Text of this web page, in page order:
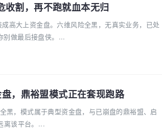
收割，再不跑就血本无归
高大上资金盘。六维风险全黑，无真实业务，已处
别做最后接盘侠。...
，鼎裕盟模式正在套现跑路
黑，模式属于典型资金盘，与已崩盘的鼎裕盟、启
离该平台。...